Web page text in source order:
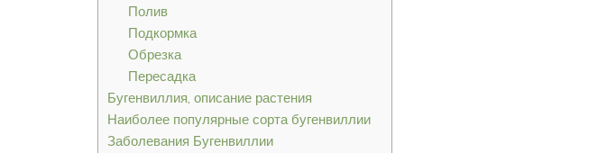
Полив
Подкормка
Обрезка
Пересадка
Бугенвиллия, описание растения
Наиболее популярные сорта бугенвиллии
Заболевания Бугенвиллии